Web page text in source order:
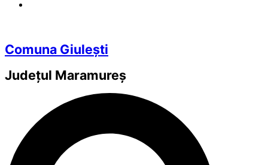
Comuna Giulești
Județul Maramureș